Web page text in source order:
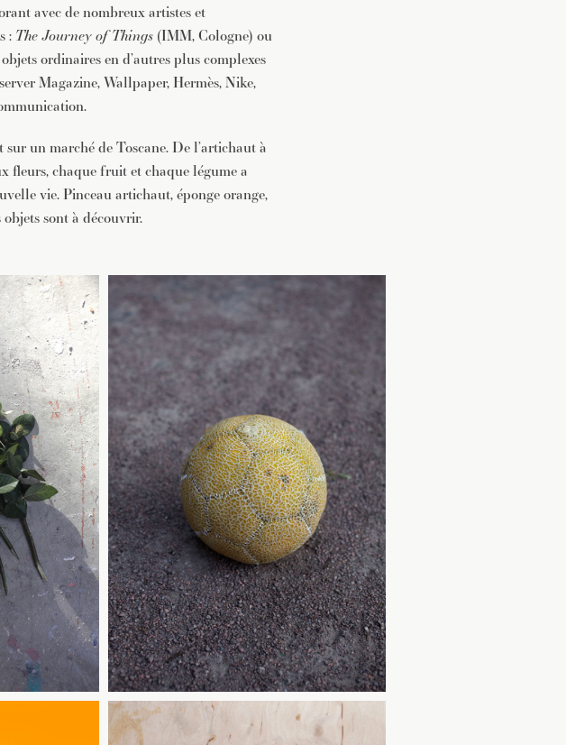
avec de nombreux artistes et
: The Journey of Things (IMM, Cologne) ou
ordinaires en d’autres plus complexes
Magazine, Wallpaper, Hermès, Nike,
un marché de Toscane. De l’artichaut à
fleurs, chaque fruit et chaque légume a
vie. Pinceau artichaut, éponge orange,
sont à découvrir.